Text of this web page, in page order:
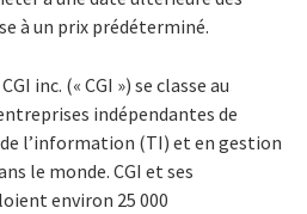
à un prix prédéterminé.
inc. (« CGI ») se classe au
indépendantes de
l’information (TI) et en gestion
le monde. CGI et ses
environ 25 000